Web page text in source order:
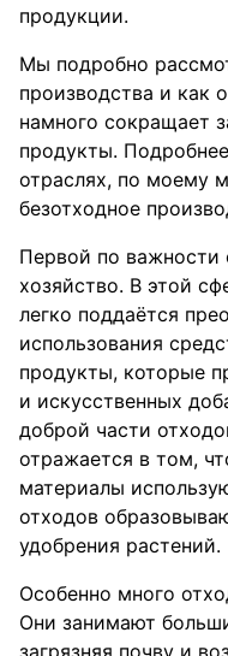
продукции.
Мы подробно
производства и как
намного сокращает
продукты.
отраслях, по моему
безотходное
Первой по важности
хозяйство. В этой
легко поддаётся
использования
продукты, которые
и искусственных
доброй части
отражается в том,
материалы
отходов
удобрения растений.
Особенно много
Они занимают
загрязняя почву и